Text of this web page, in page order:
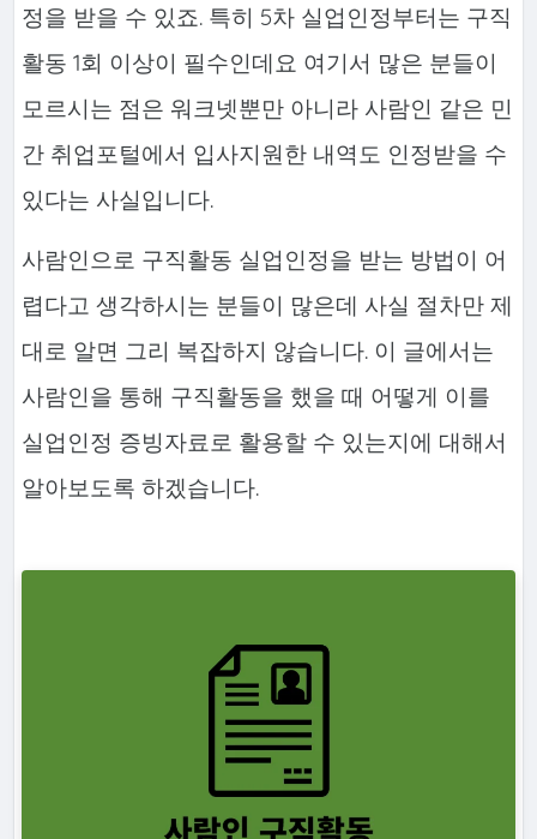
정을 받을 수 있죠. 특히 5차 실업인정부터는 구직
활동 1회 이상이 필수인데요 여기서 많은 분들이
모르시는 점은 워크넷뿐만 아니라 사람인 같은 민
간 취업포털에서 입사지원한 내역도 인정받을 수
있다는 사실입니다.
사람인으로 구직활동 실업인정을 받는 방법이 어
렵다고 생각하시는 분들이 많은데 사실 절차만 제
대로 알면 그리 복잡하지 않습니다. 이 글에서는
사람인을 통해 구직활동을 했을 때 어떻게 이를
실업인정 증빙자료로 활용할 수 있는지에 대해서
알아보도록 하겠습니다.